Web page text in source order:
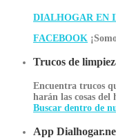
DIALHOGAR EN
FACEBOOK
Trucos de
Encuentra trucos
harán las cosas del
Buscar dentro de
App